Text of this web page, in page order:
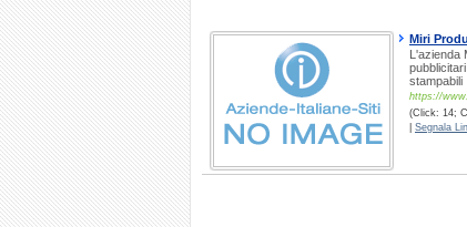
Miri
L'azienda
stampabili
https://
(Click: 14;
Segnala